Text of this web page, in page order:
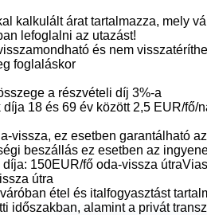
kalkulált árat tartalmazza, mely
lefoglalni az utazást!
és nem
foglaláskor
a részvételi díj 3%-a
18 és 69 év között 2,5 EUR/fő/
vissza, ez esetben garantálható
beszállás ez esetben az
150EUR/fő oda-vissza
útra
étel és italfogyasztást
időszakban, alamint a privát